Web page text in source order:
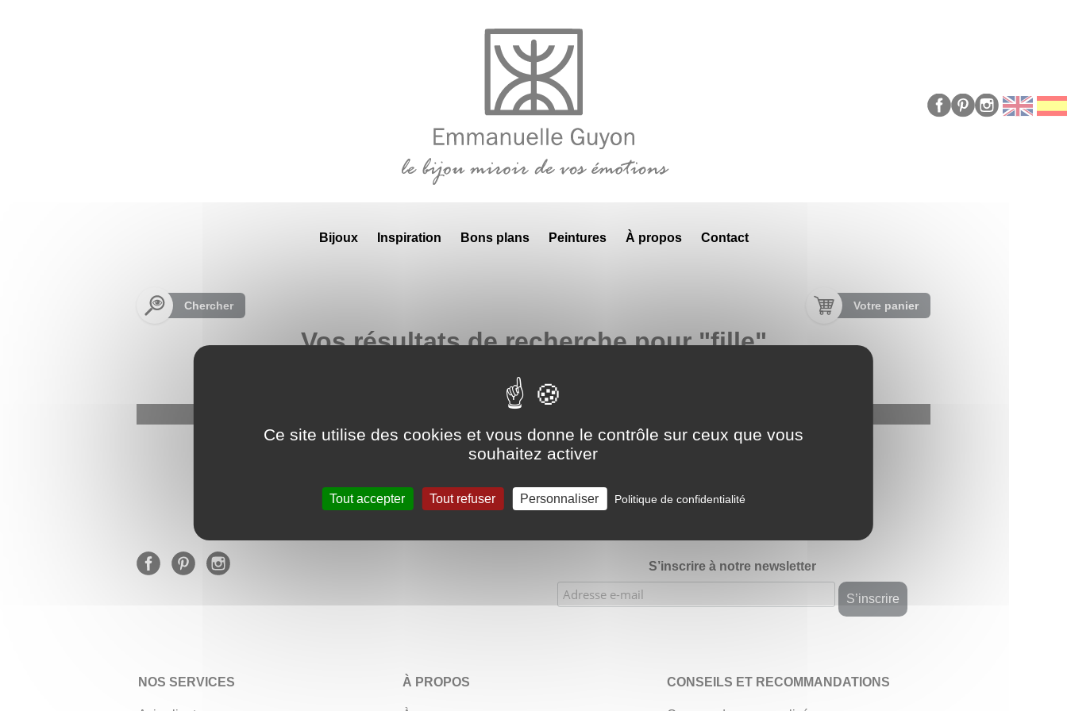
Bijoux Inspiration Bons plans Peintures À propos Contact
Chercher Votre panier
Vos résultats de recherche pour "fille"
★★★★★ Évaluations de notre boutique Etsy : 900 ventes, 294 avis
S’inscrire à notre newsletter
NOS SERVICES À PROPOS CONSEILS ET RECOMMANDATIONS
Ce site utilise des cookies et vous donne le contrôle sur ceux que vous
souhaitez activer
Tout accepter Tout refuser Personnaliser Politique de confidentialité